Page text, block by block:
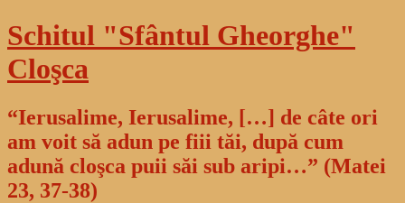
Sari
la
conținut
Schitul "Sfântul Gheorghe"
Cloşca
“Ierusalime, Ierusalime, […] de câte ori
am voit să adun pe fiii tăi, după cum
adună cloşca puii săi sub aripi…” (Matei
23, 37-38)